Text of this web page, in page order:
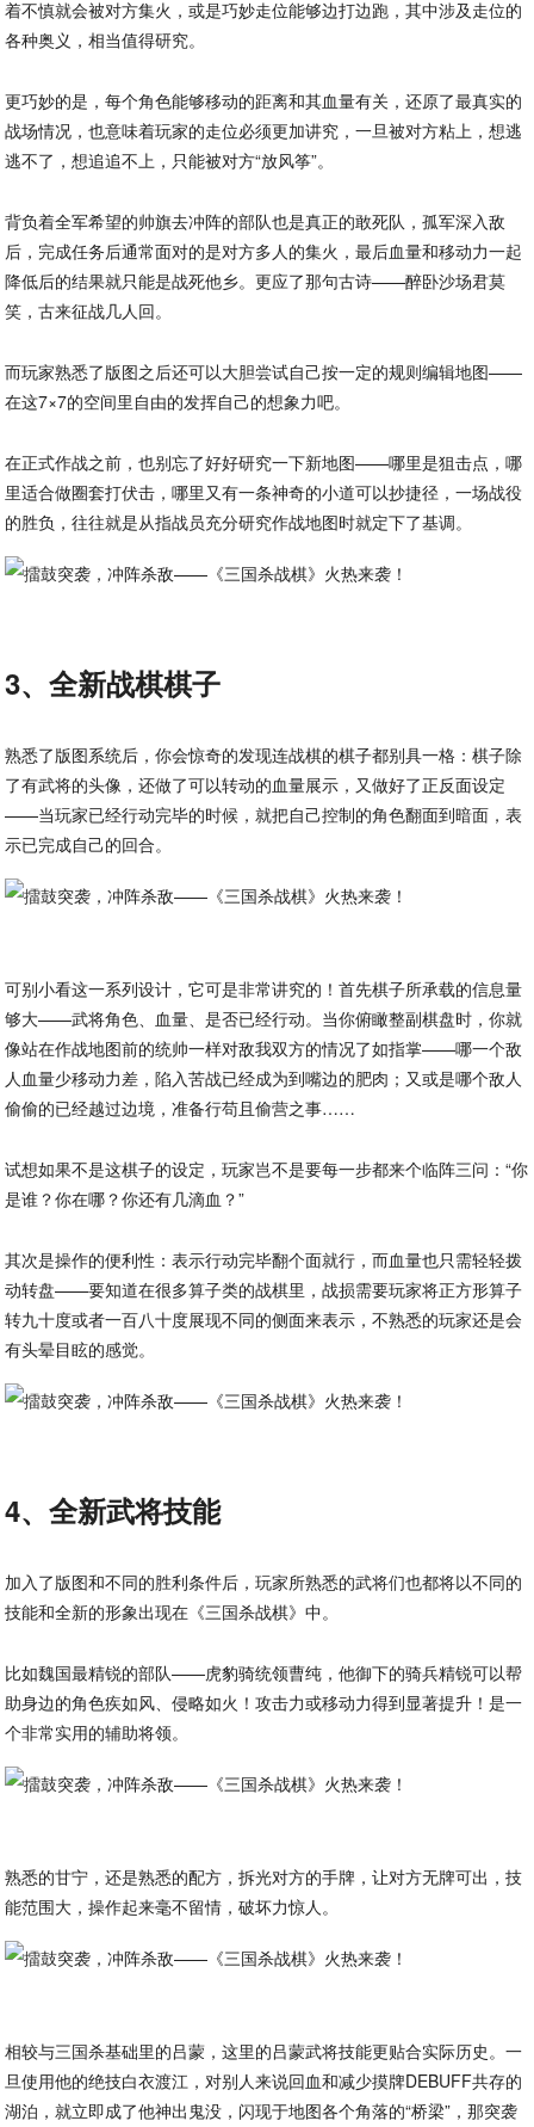
着不慎就会被对方集火，或是巧妙走位能够边打边跑，其中涉及走位的
各种奥义，相当值得研究。
更巧妙的是，每个角色能够移动的距离和其血量有关，还原了最真实的
战场情况，也意味着玩家的走位必须更加讲究，一旦被对方粘上，想逃
逃不了，想追追不上，只能被对方“放风筝”。
背负着全军希望的帅旗去冲阵的部队也是真正的敢死队，孤军深入敌
后，完成任务后通常面对的是对方多人的集火，最后血量和移动力一起
降低后的结果就只能是战死他乡。更应了那句古诗——醉卧沙场君莫
笑，古来征战几人回。
而玩家熟悉了版图之后还可以大胆尝试自己按一定的规则编辑地图——
在这7×7的空间里自由的发挥自己的想象力吧。
在正式作战之前，也别忘了好好研究一下新地图——哪里是狙击点，哪
里适合做圈套打伏击，哪里又有一条神奇的小道可以抄捷径，一场战役
的胜负，往往就是从指战员充分研究作战地图时就定下了基调。
3、全新战棋棋子
熟悉了版图系统后，你会惊奇的发现连战棋的棋子都别具一格：棋子除
了有武将的头像，还做了可以转动的血量展示，又做好了正反面设定
——当玩家已经行动完毕的时候，就把自己控制的角色翻面到暗面，表
示已完成自己的回合。
可别小看这一系列设计，它可是非常讲究的！首先棋子所承载的信息量
够大——武将角色、血量、是否已经行动。当你俯瞰整副棋盘时，你就
像站在作战地图前的统帅一样对敌我双方的情况了如指掌——哪一个敌
人血量少移动力差，陷入苦战已经成为到嘴边的肥肉；又或是哪个敌人
偷偷的已经越过边境，准备行苟且偷营之事……
试想如果不是这棋子的设定，玩家岂不是要每一步都来个临阵三问：“你
是谁？你在哪？你还有几滴血？”
其次是操作的便利性：表示行动完毕翻个面就行，而血量也只需轻轻拨
动转盘——要知道在很多算子类的战棋里，战损需要玩家将正方形算子
转九十度或者一百八十度展现不同的侧面来表示，不熟悉的玩家还是会
有头晕目眩的感觉。
4、全新武将技能
加入了版图和不同的胜利条件后，玩家所熟悉的武将们也都将以不同的
技能和全新的形象出现在《三国杀战棋》中。
比如魏国最精锐的部队——虎豹骑统领曹纯，他御下的骑兵精锐可以帮
助身边的角色疾如风、侵略如火！攻击力或移动力得到显著提升！是一
个非常实用的辅助将领。
熟悉的甘宁，还是熟悉的配方，拆光对方的手牌，让对方无牌可出，技
能范围大，操作起来毫不留情，破坏力惊人。
相较与三国杀基础里的吕蒙，这里的吕蒙武将技能更贴合实际历史。一
旦使用他的绝技白衣渡江，对别人来说回血和减少摸牌DEBUFF共存的
湖泊，就立即成了他神出鬼没，闪现于地图各个角落的“桥梁”，那突袭